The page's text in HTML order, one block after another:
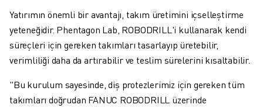
Yatırımın önemli bir avantajı, takım üretimini içselleştirme
yeteneğidir. Phentagon Lab, ROBODRILL'i kullanarak kendi
süreçleri için gereken takımları tasarlayıp üretebilir,
verimliliği daha da artırabilir ve teslim sürelerini kısaltabilir.
"Bu kurulum sayesinde, diş protezlerimiz için gereken tüm
takımları doğrudan FANUC ROBODRILL üzerinde